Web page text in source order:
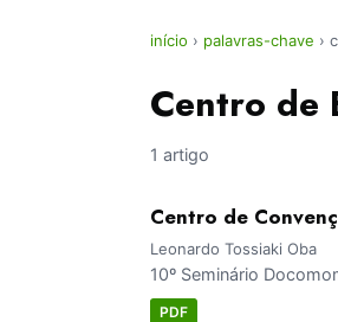
início › palavras-chave ›
Centro de
1 artigo
Centro de
Leonardo Tossiaki Oba
10º Seminário
PDF